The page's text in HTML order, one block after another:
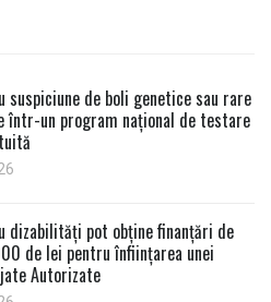
suspiciune de boli genetice sau rare
într-un program național de testare
dizabilități pot obține finanțări de
de lei pentru înființarea unei
Autorizate